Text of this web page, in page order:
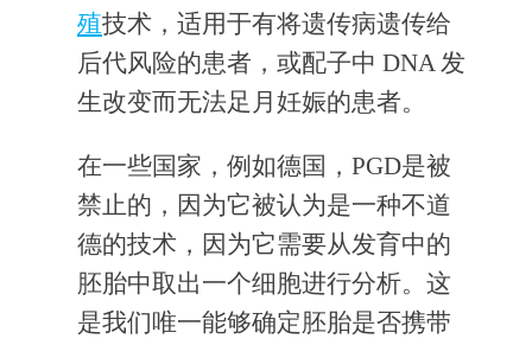
殖技术，适用于有将遗传病遗传给
后代风险的患者，或配子中 DNA 发
生改变而无法足月妊娠的患者。
在一些国家，例如德国，PGD是被
禁止的，因为它被认为是一种不道
德的技术，因为它需要从发育中的
胚胎中取出一个细胞进行分析。这
是我们唯一能够确定胚胎是否携带